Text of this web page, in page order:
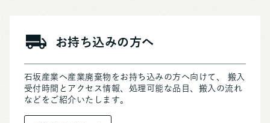
お持ち込みの方へ
石坂産業へ産業廃棄物をお持ち込みの方へ向けて、 搬入
受付時間とアクセス情報、処理可能な品目、搬入の流れ
などをご紹介いたします。